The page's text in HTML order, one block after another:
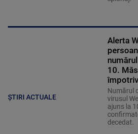
ȘTIRI ACTUALE
Alerta
10.
Numărul
virusul
ajuns la
decedat.